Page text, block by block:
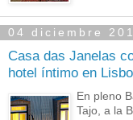
04 diciembre
Casa das Janelas
hotel íntimo en
En pleno
Tajo, a la